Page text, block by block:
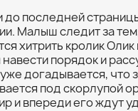
до последней
Малыш следит за
хитрить кролик
навести порядок и
догадывается, что
под скорлупой
и впереди его ждут